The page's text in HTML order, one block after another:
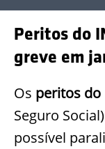
Peritos do
greve em
Os peritos do
Seguro
possível